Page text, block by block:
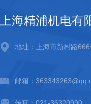
上海精浦机电有
地址：上海市新村路
邮箱：